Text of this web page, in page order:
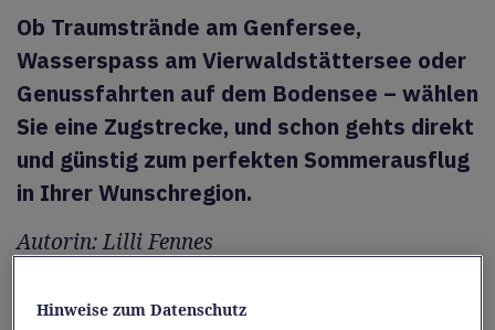
Ob Traumstrände am Genfersee,
Wasserspass am Vierwaldstättersee oder
Genussfahrten auf dem Bodensee – wählen
Sie eine Zugstrecke, und schon gehts direkt
und günstig zum perfekten Sommerausflug
in Ihrer Wunschregion.
Autorin: Lilli Fennes
5 Traumstrände am Genfersee
Hinweise zum Datenschutz